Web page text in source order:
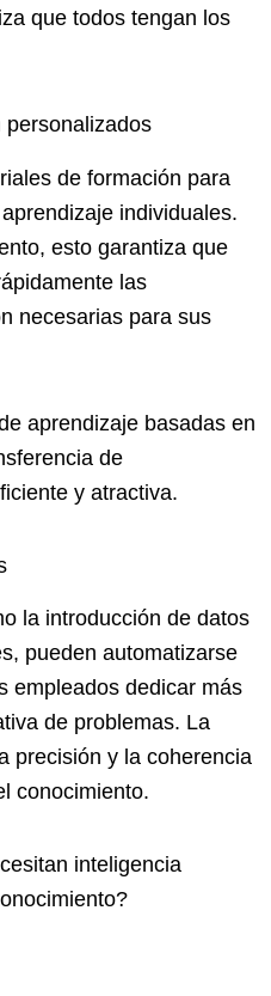
que todos tengan los
personalizados
de formación para
individuales.
esto garantiza que
las
necesarias para sus
aprendizaje basadas en
de
y atractiva.
la introducción de datos
pueden automatizarse
empleados dedicar más
de problemas. La
precisión y la coherencia
conocimiento.
inteligencia